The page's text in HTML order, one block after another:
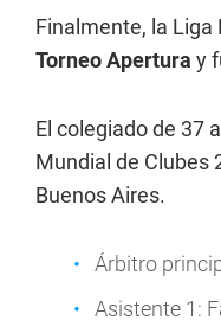
Finalmente, la Liga
Torneo Apertura y
El colegiado de 37
Mundial de Clubes
Buenos Aires.
Árbitro
Asistente 1: